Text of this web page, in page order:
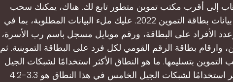
إلى أقرب مكتب تموين متطور تابع لك. هناك، يمكنك سحب
استمارة تحديث قاعدة بيانات بطاقة التموين 2022. عليك ملء البيانات المطلوبة، بما في
الأفراد على البطاقة، ورقم موبايل مسجل باسم رب الأسرة،
وارقام بطاقة الرقم القومي لكل فرد على البطاقة التموينية. ثم
بتسليمها. ما هو النطاق الأكثر استخدامًا لشبكات الجيل
الخامس؟النطاق الأكثر استخدامًا لشبكات الجيل الخامس في هذا النطاق هو 3.3-4.2